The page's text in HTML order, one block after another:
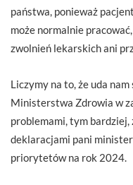
państwa, ponieważ
może normalnie
zwolnień lekarskich ani
Liczymy na to, że uda
Ministerstwa Zdrowia w
problemami, tym bardziej,
deklaracjami pani
priorytetów na rok 2024.